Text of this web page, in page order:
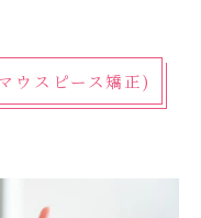
ウスピース矯正)